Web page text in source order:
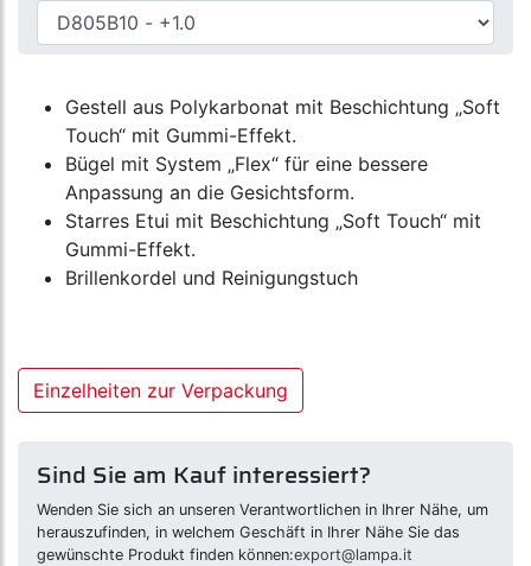
Gestell aus Polykarbonat mit Beschichtung „Soft
Touch“ mit Gummi-Effekt.
Bügel mit System „Flex“ für eine bessere
Anpassung an die Gesichtsform.
Starres Etui mit Beschichtung „Soft Touch“ mit
Gummi-Effekt.
Brillenkordel und Reinigungstuch
Einzelheiten zur Verpackung
Sind Sie am Kauf interessiert?
Wenden Sie sich an unseren Verantwortlichen in Ihrer Nähe, um
herauszufinden, in welchem Geschäft in Ihrer Nähe Sie das
gewünschte Produkt finden können:export@lampa.it